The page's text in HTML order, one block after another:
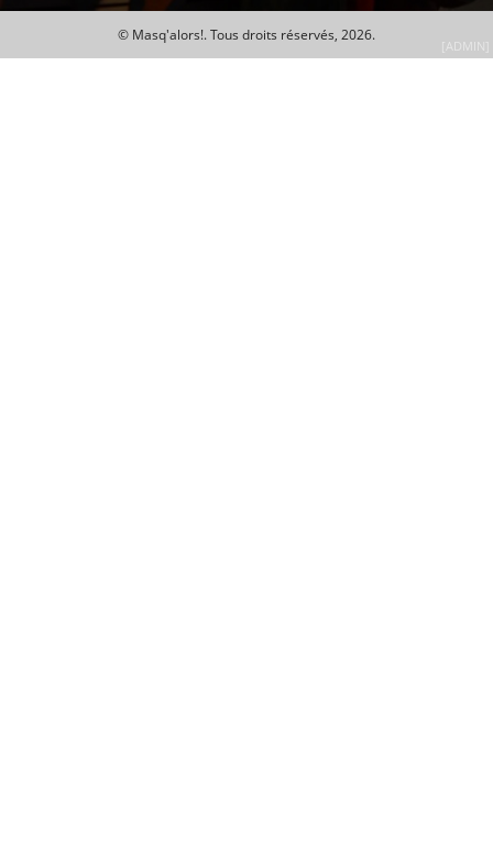
© Masq'alors!.Tous droits réservés, 2026.
[ADMIN]